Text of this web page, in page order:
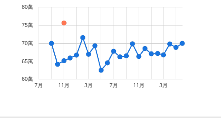
7月 11月 3月 7月 11月 3月
60萬
65萬
70萬
75萬
80萬